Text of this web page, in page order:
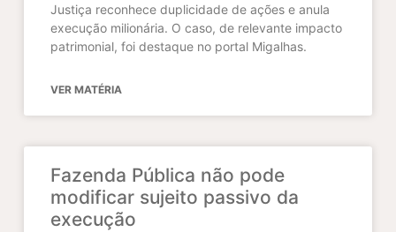
Justiça reconhece duplicidade de ações e anula
execução milionária. O caso, de relevante impacto
patrimonial, foi destaque no portal Migalhas.
VER MATÉRIA
Fazenda Pública não pode
modificar sujeito passivo da
execução